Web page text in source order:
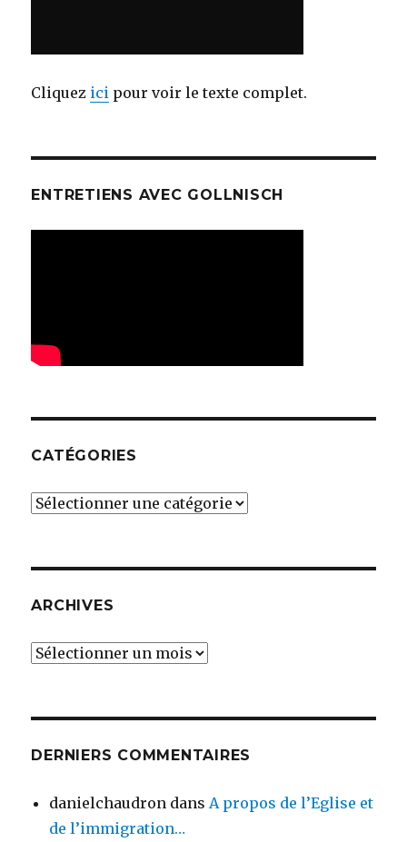
Cliquez ici pour voir le texte complet.
ENTRETIENS AVEC GOLLNISCH
CATÉGORIES
Catégories
ARCHIVES
Archives
DERNIERS COMMENTAIRES
danielchaudron dansA propos de l’Eglise et
de l’immigration…